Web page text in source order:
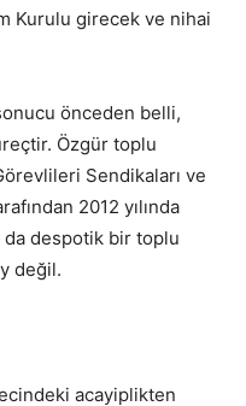
Kurulu girecek ve nihai
önceden belli,
Özgür toplu
Sendikaları ve
2012 yılında
despotik bir toplu
değil.
acayiplikten